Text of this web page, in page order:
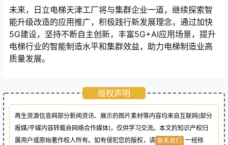
未来，日立电梯天津工厂将与集群企业一道，继续探索智
能升级改造的应用推广，积极践行新发展理念，通过加快
5G建设，坚持不断自主创新，丰富5G+AI应用场景，提升
电梯行业的智能制造水平和集群效益，助力电梯制造业高
质量发展。
版权声明
再生资源信息网部分新闻资讯、展示的图片素材等内容均来自互联网(部分
报媒/平媒内容转载自网络合作媒体)，仅供学习交流。本文的知识产权归
属用户或原始著作权人所有。如有侵犯您的版权，请 联系我们 一经核